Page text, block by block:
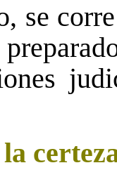
se